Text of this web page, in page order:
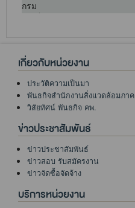
เกี่ยวกับหน่วยงาน
ประวัติความเป็นมา
พันธกิจสำนักงานสิ่งแวดล้อมภาค
วิสัยทัศน์ พันธกิจ คพ.
ข่าวประชาสัมพันธ์
ข่าวประชาสัมพันธ์
ข่าวสอบ รับสมัครงาน
ข่าวจัดซื้อจัดจ้าง
บริการหน่วยงาน